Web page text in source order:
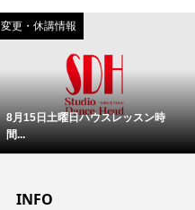
変更・休講情報
8月15日土曜日ハウスレッスン時
間...
INFO